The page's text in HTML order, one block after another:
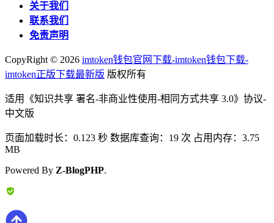
关于我们
联系我们
免责声明
CopyRight © 2026 imtoken钱包官网下载-imtoken钱包下载-
imtoken正版下载最新版 版权所有
适用《知识共享 署名-非商业性使用-相同方式共享 3.0》协议-
中文版
页面加载时长：0.123 秒 数据库查询：19 次 占用内存：3.75
MB
Powered By Z-BlogPHP.